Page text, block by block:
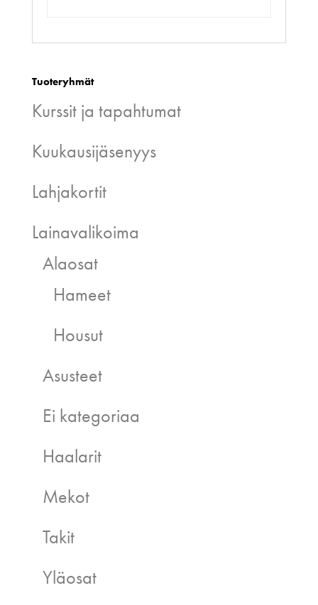
Tuoteryhmät
Kurssit ja tapahtumat
Kuukausijäsenyys
Lahjakortit
Lainavalikoima
Alaosat
Hameet
Housut
Asusteet
Ei kategoriaa
Haalarit
Mekot
Takit
Yläosat